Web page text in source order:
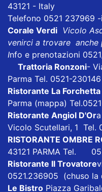
43121 - Italy
Telefono 0521 237969
Corale Verdi Vicolo
venirci a trovare anche
Info e prenotazioni
Trattoria Ronzoni-
Parma Tel. 0521-230146
Ristorante La Forchetta
Parma (mappa)
Ristorante Angiol D'Or
Vicolo Scutellari, 1 Tel.
RISTORANTE OMBRE
43121 PARMA Tel.
Ristorante Il Trovatore
0521.236905 (chuso la
Le Bistro Piazza